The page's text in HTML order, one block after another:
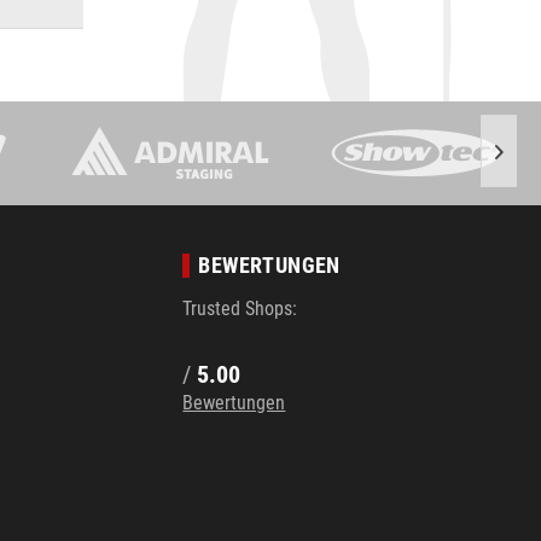
BEWERTUNGEN
Trusted Shops:
/ 5.00
Bewertungen